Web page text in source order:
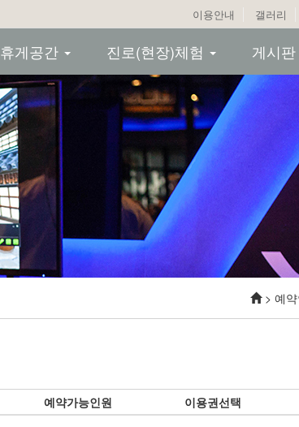
이용안내 갤러리
휴게공간 진로(현장)체험 게시판
> 예약
예약가능인원 이용권선택